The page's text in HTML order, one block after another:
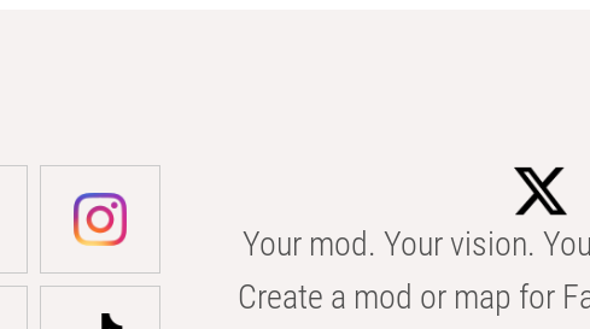
Your mod. Your vision.
Create a mod or map for